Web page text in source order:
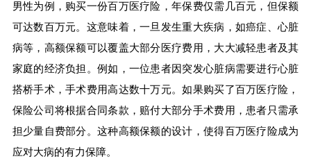
男性为例，购买一份百万医疗险，年保费仅需几百元，但保额
可达数百万元。这意味着，一旦发生重大疾病，如癌症、心脏
病等，高额保额可以覆盖大部分医疗费用，大大减轻患者及其
家庭的经济负担。例如，一位患者因突发心脏病需要进行心脏
搭桥手术，手术费用高达数十万元。如果购买了百万医疗险，
保险公司将根据合同条款，赔付大部分手术费用，患者只需承
担少量自费部分。这种高额保额的设计，使得百万医疗险成为
应对大病的有力保障。